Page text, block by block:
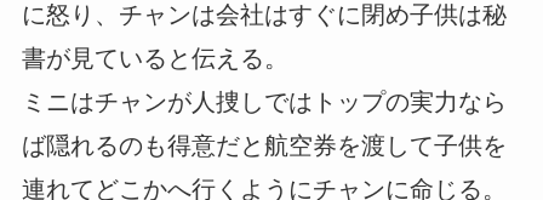
に怒り、チャンは会社はすぐに閉め子供は秘
書が見ていると伝える。
ミニはチャンが人捜しではトップの実力なら
ば隠れるのも得意だと航空券を渡して子供を
連れてどこかへ行くようにチャンに命じる。